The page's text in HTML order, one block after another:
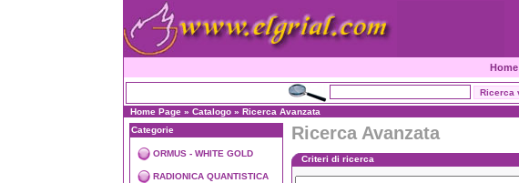
Home
Home Page» Catalogo» Ricerca Avanzata
Categorie
ORMUS - WHITE GOLD
RADIONICA QUANTISTICA
Ricerca Avanzata
Criteri di ricerca